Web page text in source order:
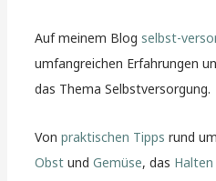
Auf meinem Blogselbst-
umfangreichen Erfahrungen
das Thema Selbstversorgung.
Vonpraktischen Tipps rund
Obst undGemüse, das